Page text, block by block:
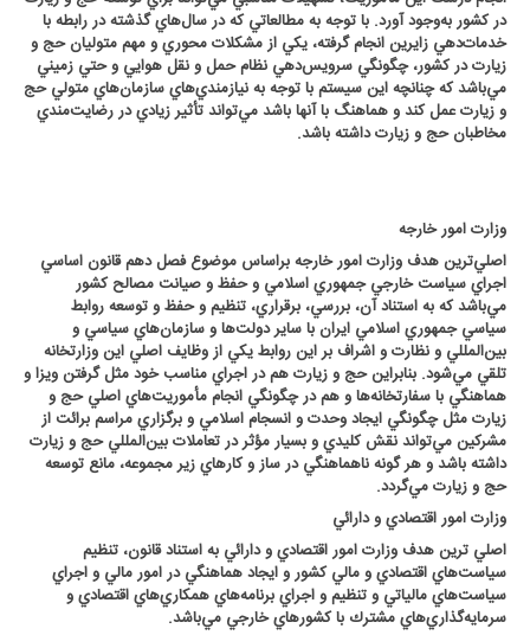
در كشور به‌وجود آورد. با توجه به مطالعاتي كه در سال‌هاي گذشته در رابطه با
خدمات‌دهي زايرين انجام گرفته، يكي از مشكلات محوري و مهم متوليان حج و
زيارت در كشور، چگونگي سرويس‌دهي نظام حمل و نقل هوايي و حتي زميني
مي‌باشد كه چنانچه اين سيستم با توجه به نيازمندي‌هاي سازمان‌هاي متولي حج
و زيارت عمل كند و هماهنگ با آنها باشد مي‌تواند تأثير زيادي در رضايت‌مندي
مخاطبان حج و زيارت داشته باشد.
وزارت امور خارجه
اصلي‌ترين هدف وزارت امور خارجه براساس موضوع فصل دهم قانون اساسي
اجراي سياست خارجي جمهوري اسلامي و حفظ و صيانت مصالح كشور
مي‌باشد كه به استناد آن، بررسي، برقراري، تنظيم و حفظ و توسعه روابط
سياسي جمهوري اسلامي ايران با ساير دولت‌ها و سازمان‌هاي سياسي و
بين‌المللي و نظارت و اشراف بر اين روابط يكي از وظايف اصلي اين وزارتخانه
تلقي مي‌شود. بنابراين حج و زيارت هم در اجراي مناسب خود مثل گرفتن ويزا و
هماهنگي با سفارتخانه‌ها و هم در چگونگي انجام مأموريت‌هاي اصلي حج و
زيارت مثل چگونگي ايجاد وحدت و انسجام اسلامي و برگزاري مراسم برائت از
مشركين مي‌تواند نقش كليدي و بسيار مؤثر در تعاملات بين‌المللي حج و زيارت
داشته باشد و هر گونه ناهماهنگي در ساز و كارهاي زير مجموعه، مانع توسعه
حج و زيارت مي‌گردد.
وزارت امور اقتصادي و دارائي
اصلي ترين هدف وزارت امور اقتصادي و دارائي به استناد قانون، تنظيم
سياست‌هاي اقتصادي و مالي كشور و ايجاد هماهنگي در امور مالي و اجراي
سياست‌هاي مالياتي و تنظيم و اجراي برنامه‌هاي همكاري‌هاي اقتصادي و
سرمايه‌گذاري‌هاي مشترك با كشورهاي خارجي مي‌باشد.